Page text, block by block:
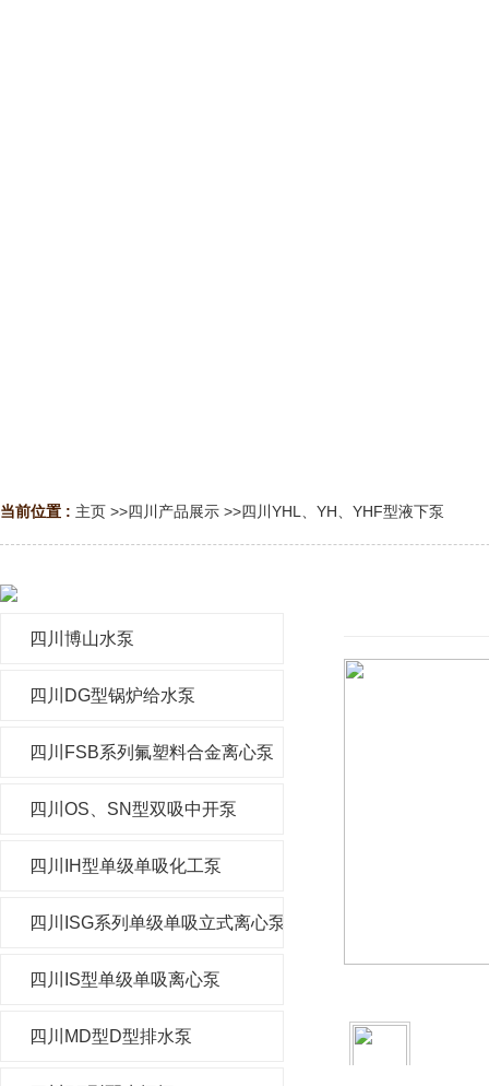
当前位置 : 主页 >>四川产品展示 >>四川YHL、YH、YHF型液下泵
四川博山水泵
四川DG型锅炉给水泵
四川FSB系列氟塑料合金离心泵
四川OS、SN型双吸中开泵
四川IH型单级单吸化工泵
四川ISG系列单级单吸立式离心泵
四川IS型单级单吸离心泵
四川MD型D型排水泵